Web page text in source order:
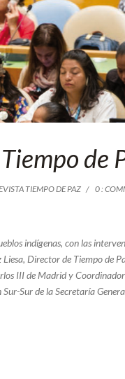
de
TIEMPO DE PAZ 0 :
indígenas, con las
Director de Tiempo de
III de Madrid y
Sur de la Secretaría